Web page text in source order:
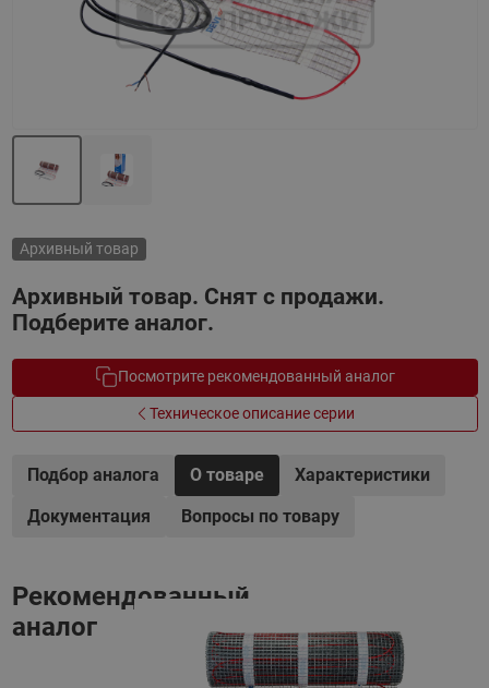
Архивный товар
Архивный товар. Снят с продажи.
Подберите аналог.
Посмотрите рекомендованный аналог
Техническое описание серии
Подбор аналога О товаре
Характеристики
Документация
Вопросы по товару
Рекомендованный
аналог